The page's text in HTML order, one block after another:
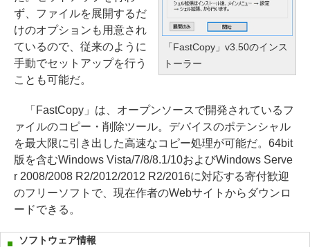
「FastCopy」v3.50のインス
トーラー
ず、ファイルを展開するだ
けのオプションも用意され
ているので、従来のように
手動でセットアップを行う
ことも可能だ。
「FastCopy」は、オープンソースで開発されているフ
ァイルのコピー・削除ツール。デバイスのポテンシャル
を最大限に引き出した高速なコピー処理が可能だ。64bit
版を含むWindows Vista/7/8/8.1/10およびWindows Serve
r 2008/2008 R2/2012/2012 R2/2016に対応する寄付歓迎
のフリーソフトで、現在作者のWebサイトからダウンロ
ードできる。
ソフトウェア情報